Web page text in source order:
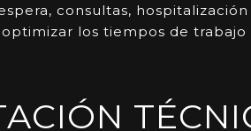
consultas, hospitalización
los tiempos de